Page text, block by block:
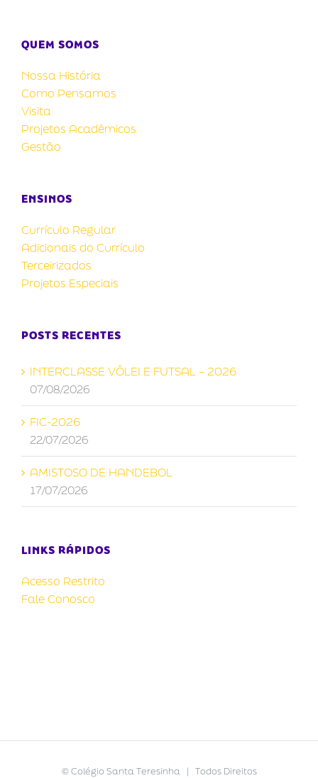
QUEM SOMOS
Nossa História
Como Pensamos
Visita
Projetos Acadêmicos
Gestão
ENSINOS
Currículo Regular
Adicionais do Currículo
Terceirizados
Projetos Especiais
POSTS RECENTES
INTERCLASSE VÔLEI E FUTSAL – 2026
07/08/2026
FIC-2026
22/07/2026
AMISTOSO DE HANDEBOL
17/07/2026
LINKS RÁPIDOS
Acesso Restrito
Fale Conosco
©Colégio Santa Teresinha| Todos Direitos